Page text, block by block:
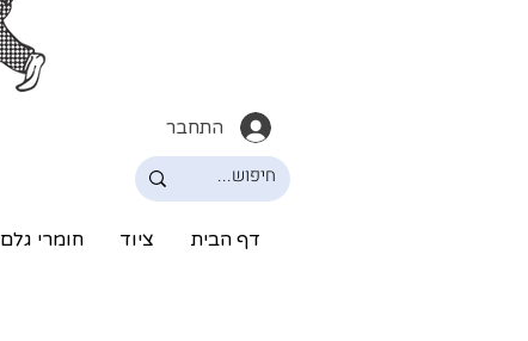
התחבר
דף הבית ציוד חומרי גלם